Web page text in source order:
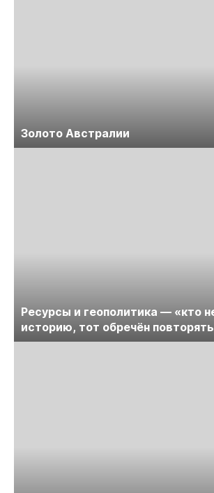
Золото Австралии
Ресурсы и геополитика — «кто
историю, тот обречён